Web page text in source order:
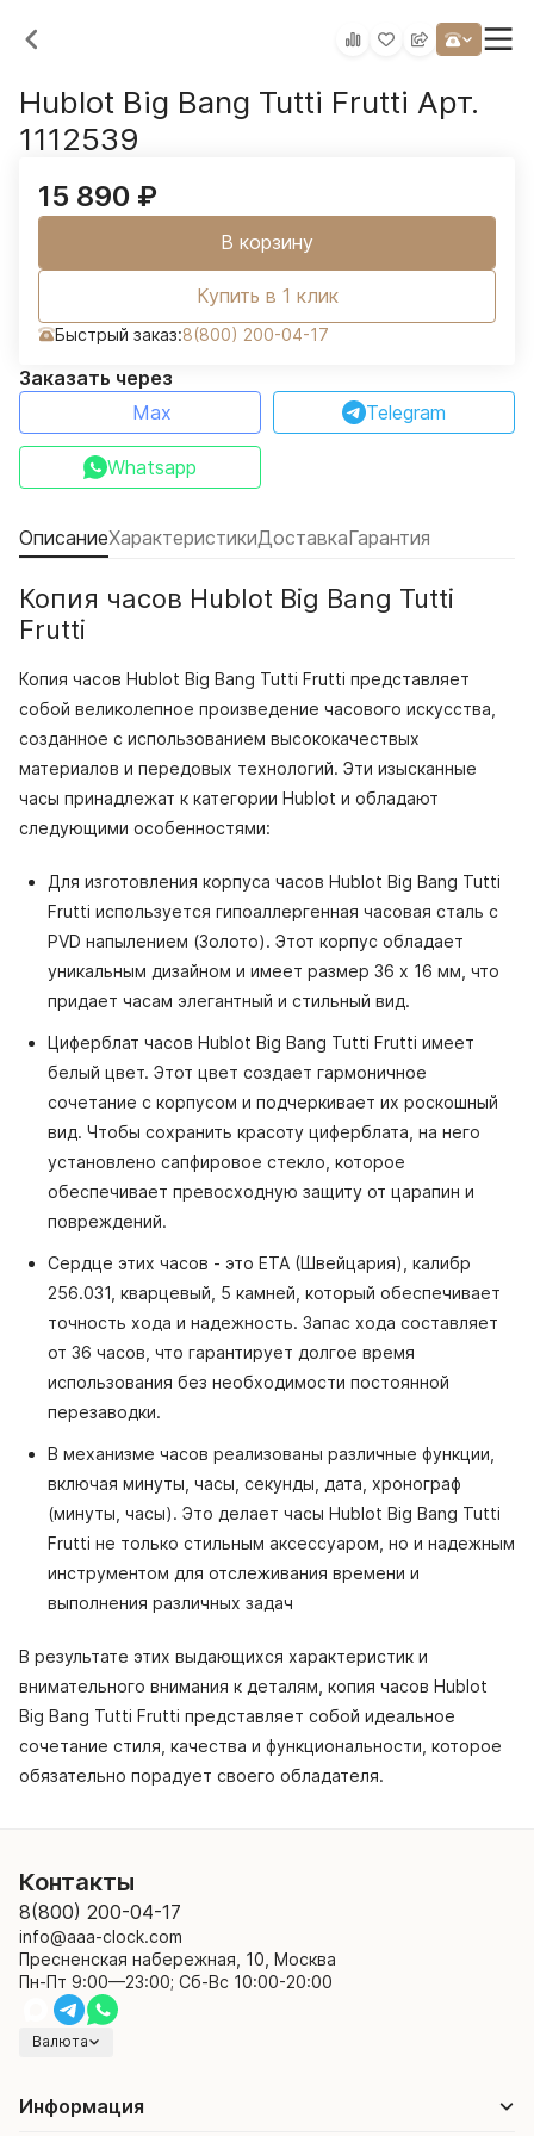
Hublot Big Bang Tutti Frutti Арт.
1112539
15 890 ₽
В корзину
Купить в 1 клик
Быстрый заказ:8(800) 200-04-17
Заказать через
Max
Telegram
Whatsapp
ОписаниеХарактеристикиДоставкаГарантия
Копия часов Hublot Big Bang Tutti
Frutti
Копия часов Hublot Big Bang Tutti Frutti представляет
собой великолепное произведение часового искусства,
созданное с использованием высококачествых
материалов и передовых технологий. Эти изысканные
часы принадлежат к категории Hublot и обладают
следующими особенностями:
Для изготовления корпуса часов Hublot Big Bang Tutti
Frutti используется гипоаллергенная часовая сталь с
PVD напылением (Золото). Этот корпус обладает
уникальным дизайном и имеет размер 36 x 16 мм, что
придает часам элегантный и стильный вид.
Циферблат часов Hublot Big Bang Tutti Frutti имеет
белый цвет. Этот цвет создает гармоничное
сочетание с корпусом и подчеркивает их роскошный
вид. Чтобы сохранить красоту циферблата, на него
установлено сапфировое стекло, которое
обеспечивает превосходную защиту от царапин и
повреждений.
Сердце этих часов - это ETA (Швейцария), калибр
256.031, кварцевый, 5 камней, который обеспечивает
точность хода и надежность. Запас хода составляет
от 36 часов, что гарантирует долгое время
использования без необходимости постоянной
перезаводки.
В механизме часов реализованы различные функции,
включая минуты, часы, секунды, дата, хронограф
(минуты, часы). Это делает часы Hublot Big Bang Tutti
Frutti не только стильным аксессуаром, но и надежным
инструментом для отслеживания времени и
выполнения различных задач
В результате этих выдающихся характеристик и
внимательного внимания к деталям, копия часов Hublot
Big Bang Tutti Frutti представляет собой идеальное
сочетание стиля, качества и функциональности, которое
обязательно порадует своего обладателя.
Контакты
8(800) 200-04-17
info@aaa-clock.com
Пресненская набережная, 10, Москва
Пн-Пт 9:00—23:00; Сб-Вс 10:00-20:00
Валюта
Информация